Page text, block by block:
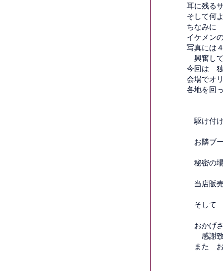
耳に残る
そして何
ちなみに
イケメン
写真には
興奮し
今回は 独
会場でオ
各地を回
駆け付
お隣ブ
秘密の
当店販
そして
おかげ
感謝致
また お